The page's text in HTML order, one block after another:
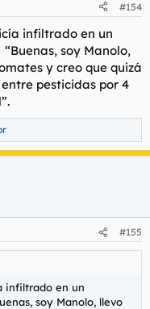
#154
infiltrado en un
soy Manolo,
y creo que quizá
pesticidas por 4
#155
infiltrado en un
soy Manolo, llevo